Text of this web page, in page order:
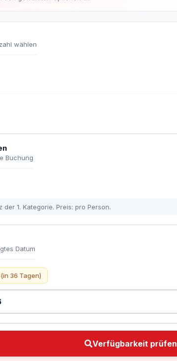
wählen
Buchung
der 1. Kategorie. Preis: pro Person.
Datum
(in 36 Tagen) Datum auswählen
Verfügbarkeit prüfen
Wählen Sie Ihr bevorzugtes Datum